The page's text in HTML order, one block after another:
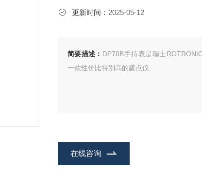
更新时间： 2025-05-12
简要描述： DP70B手持表是瑞士
一款性价比特别高的露点仪
在线咨询